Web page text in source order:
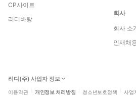
CP사이트
리디바탕
회사
회사 소
인재채
리디(주) 사업자 정보
이용약관 개인정보 처리방침 청소년보호정책 사업